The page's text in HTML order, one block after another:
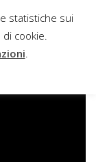
statistiche sui
cookie.